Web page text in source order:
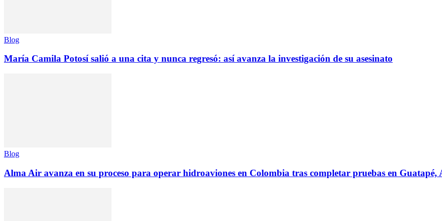
Blog
María Camila Potosí salió a una cita y nunca regresó: así avanza la investigación de su asesinato
Blog
Alma Air avanza en su proceso para operar hidroaviones en Colombia tras completar pruebas en Guatapé,